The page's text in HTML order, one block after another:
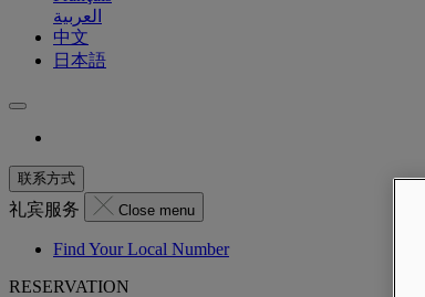
العربية
中文
日本語
联系方式
礼宾服务 Close menu
Find Your Local Number
RESERVATION